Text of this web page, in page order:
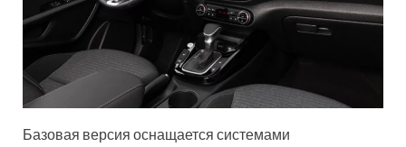
Базовая версия оснащается системами